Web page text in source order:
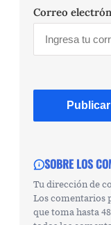
Correo
SOBRE LOS
Tu dirección de
Los comentarios
que toma hasta